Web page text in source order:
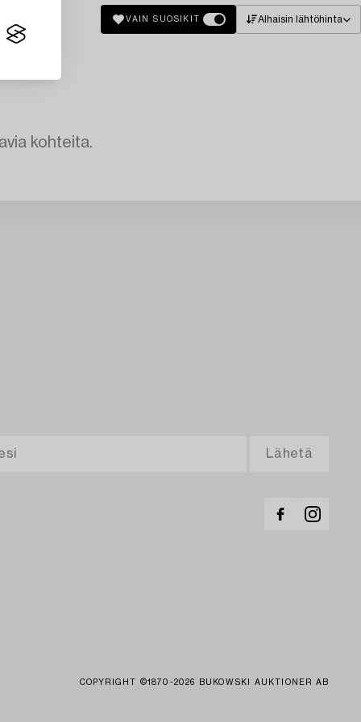
VAIN SUOSIKIT Alhaisin lähtöhinta
kohteita.
COPYRIGHT ©1870-2026 BUKOWSKI AUKTIONER AB